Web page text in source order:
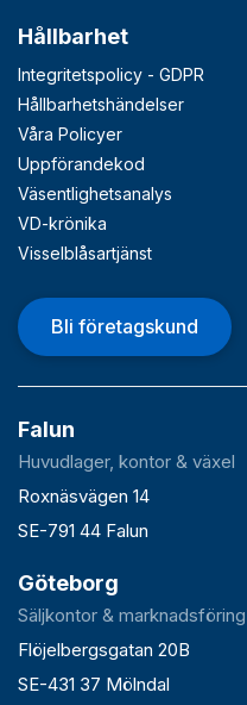
Hållbarhet
Integritetspolicy - GDPR
Hållbarhetshändelser
Våra Policyer
Uppförandekod
Väsentlighetsanalys
VD-krönika
Visselblåsartjänst
Bli företagskund
Falun
Huvudlager, kontor & växel
Roxnäsvägen 14
SE-791 44 Falun
Göteborg
Säljkontor & marknadsföring
Flöjelbergsgatan 20B
SE-431 37 Mölndal